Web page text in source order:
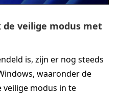
de veilige modus met
is, zijn er nog steeds
waaronder de
modus in te